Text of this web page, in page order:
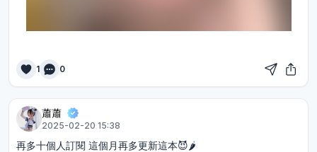
1 0
蕭蕭
2025-02-20 15:38
再多十個人訂閱 這個月再多更新這本😈🌶️